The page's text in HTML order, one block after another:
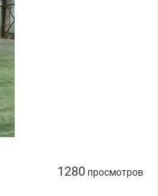
1280 просмотров